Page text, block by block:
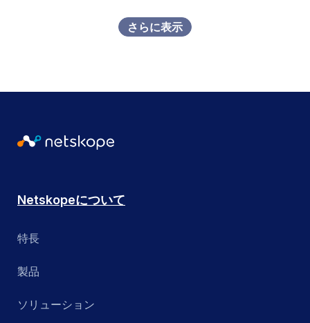
さらに表示
Netskopeについて
特長
製品
ソリューション